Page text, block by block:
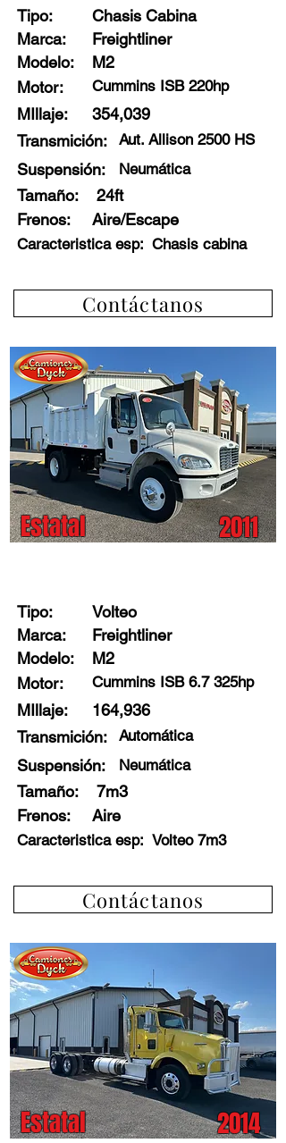
Tipo:
Chasis Cabina
Marca:
Freightliner
M2
Modelo:
Motor:
Cummins ISB 220hp
MIllaje:
354,039
Transmición:
Aut. Allison 2500 HS
Suspensión: Neumática
Tamaño:
24ft
Frenos: Aire/Escape
Caracteristica esp: Chasis cabina
Contáctanos
Estatal 2011
Tipo:
Volteo
Marca:
Freightliner
M2
Modelo:
Motor:
Cummins ISB 6.7 325hp
MIllaje:
164,936
Transmición:
Automática
Suspensión: Neumática
Tamaño:
7m3
Frenos: Aire
Caracteristica esp: Volteo 7m3
Contáctanos
Estatal 2014